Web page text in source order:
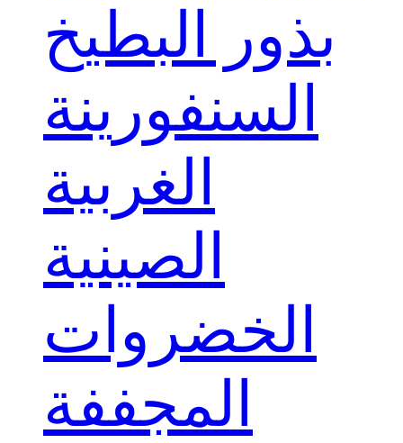
بذور البطيخ
السنفورينة
الغربية
الصينية
الخضروات
المجففة